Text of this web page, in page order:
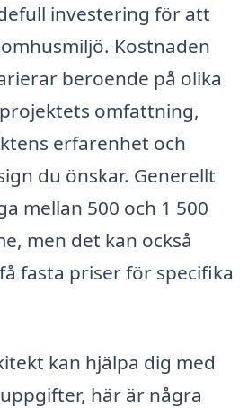
investering för att
Kostnaden
beroende på olika
omfattning,
erfarenhet och
du önskar. Generellt
mellan 500 och 1 500
men det kan också
fasta priser för specifika
kan hjälpa dig med
här är några